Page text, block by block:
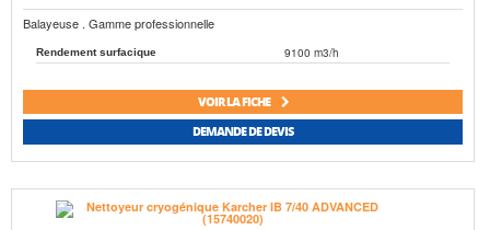
Balayeuse . Gamme professionnelle
Rendement surfacique 9100 m3/h
VOIR LA FICHE
DEMANDE DE DEVIS